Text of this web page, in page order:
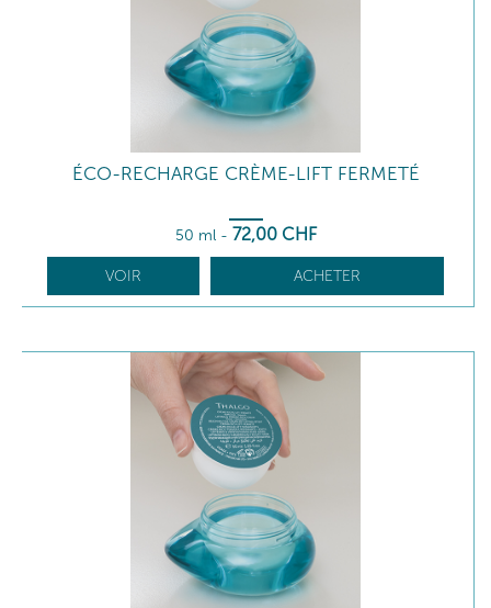
ÉCO-RECHARGE CRÈME-LIFT FERMETÉ
50 ml - 72,00 CHF
VOIR ACHETER